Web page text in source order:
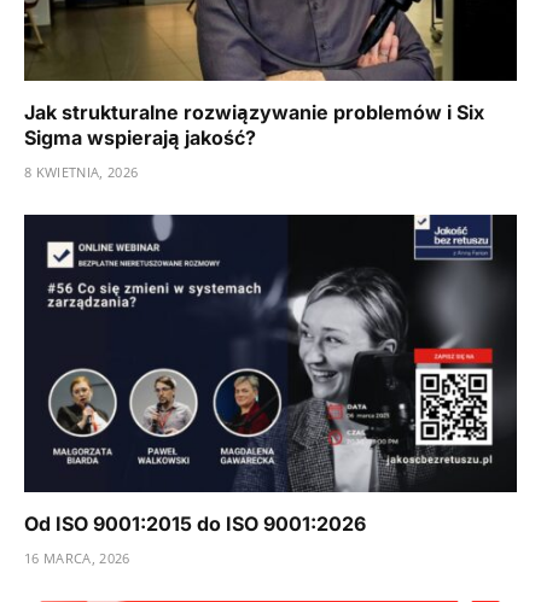
Jak strukturalne rozwiązywanie problemów i Six
Sigma wspierają jakość?
8 KWIETNIA, 2026
Od ISO 9001:2015 do ISO 9001:2026
16 MARCA, 2026